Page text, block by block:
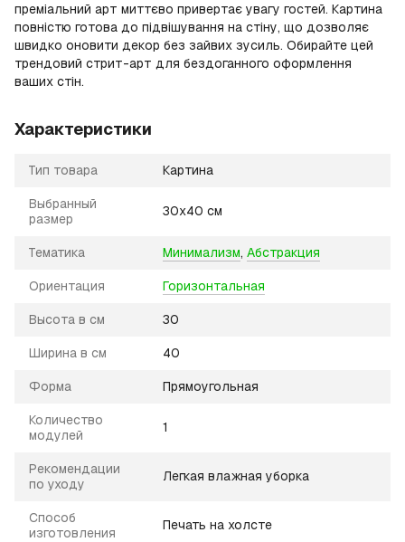
преміальний арт миттєво привертає увагу гостей. Картина
повністю готова до підвішування на стіну, що дозволяє
швидко оновити декор без зайвих зусиль. Обирайте цей
трендовий стрит-арт для бездоганного оформлення
ваших стін.
Характеристики
Тип товара Картина
Выбранный
размер
30х40 см
Тематика Минимализм, Абстракция
Ориентация Горизонтальная
Высота в см 30
Ширина в см 40
Форма Прямоугольная
Количество
модулей
1
Рекомендации
по уходу
Легкая влажная уборка
Способ
изготовления
Печать на холсте